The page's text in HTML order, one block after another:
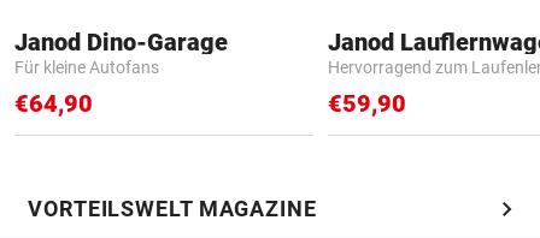
Janod Dino-Garage
Für kleine Autofans
€64,90
Janod
Hervorragend zum
€59,90
VORTEILSWELT MAGAZINE chevron_right